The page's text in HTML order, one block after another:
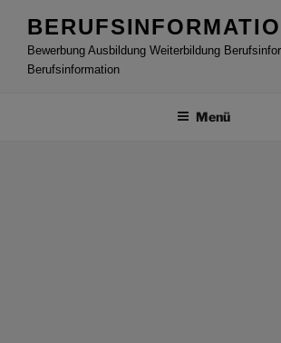
Inhalt
springenBewerbung Ausbildung Weiterbildung
Berufsinformation
Menü